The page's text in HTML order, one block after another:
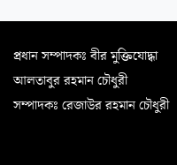
প্রধান সম্পাদকঃ বীর মুক্তিযোদ্ধা
আলতাবুর রহমান চৌধুরী
সম্পাদকঃ রেজাউর রহমান চৌধুরী